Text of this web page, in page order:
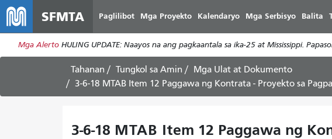
SFMTA Paglilibot Mga Proyekto Kalendaryo Mga Serbisyo Balita
Mga Alerto HULING UPDATE: Naayos na ang pagkaantala sa ika-25 at Mississippi.
Tahanan Tungkol sa Amin
Mga Ulat at Dokumento
3-6-18 MTAB Item 12 Paggawa ng Kontrata - Proyekto sa
3-6-18 MTAB Item 12 Paggawa ng